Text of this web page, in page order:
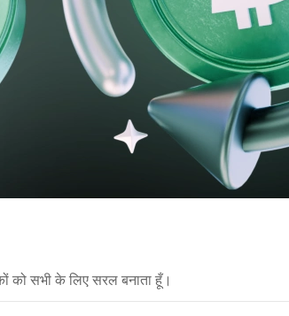
को सभी के लिए सरल बनाता हूँ।